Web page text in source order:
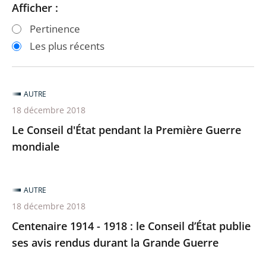
Passer
les
filtres
après
Passer
les
filtres
avant
Afficher :
Pertinence
Les plus récents
Le Conseil d'État pendant la Première Guerre
mondiale
AUTRE
18 décembre 2018
Centenaire 1914 - 1918 : le Conseil d’État publie
ses avis rendus durant la Grande Guerre
AUTRE
18 décembre 2018